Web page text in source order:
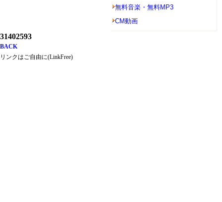
無料音楽・無料MP3
CM動画
31402593
BACK
リンクはご自由に(LinkFree)